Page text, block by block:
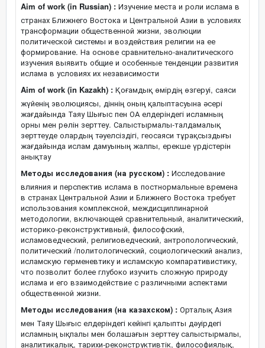
Aim of work (in Russian) : Изучение места и роли ислама в
странах Ближнего Востока и Центральной Азии в условиях
трансформации общественной жизни, эволюции
политической системы и воздействия религии на ее
формирование. На основе сравнительно-аналитического
изучения выявить общие и особенные тенденции развития
ислама в условиях их независимости
Aim of work (in Kazakh) : Қоғамдық өмірдің өзгеруі, саяси
жүйенің эволюциясы, діннің оның қалыптасуына әсері
жағдайында Таяу Шығыс пен ОА елдеріндегі исламның
орны мен рөлін зерттеу. Салыстырмалы-талдамалық
зерттеуде олардың тәуелсіздігі, геосаяси тұрақсыздығы
жағдайында ислам дамуының жалпы, ерекше үрдістерін
анықтау
Методы исследования (на русском) : Исследование
влияния и перспектив ислама в постнормальные времена
в странах Центральной Азии и Ближнего Востока требует
использования комплексной, междисциплинарной
методологии, включающей сравнительный, аналитический,
историко-реконструктивный, философский,
исламоведческий, религиоведческий, антропологический,
политический /политологический, социологический анализ,
исламскую герменевтику и исламскую компаративистику,
что позволит более глубоко изучить сложную природу
ислама и его взаимодействие с различными аспектами
общественной жизни.
Методы исследования (на казахском) : Орталық Азия
мен Таяу Шығыс елдеріндегі кейінгі қалыпты дәуірдегі
исламның ықпалы мен болашағын зерттеу салыстырмалы,
аналитикалық, тарихи-реконструктивтік, философиялық,